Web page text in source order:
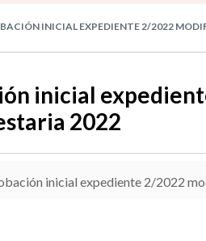
INICIAL EXPEDIENTE 2/2022
inicial
2022
inicial expediente 2/2022